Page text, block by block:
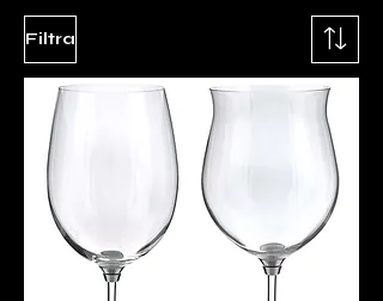
Filtra